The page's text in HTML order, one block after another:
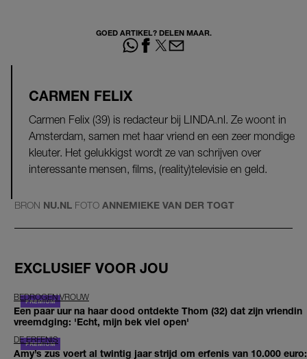
GOED ARTIKEL? DELEN MAAR.
CARMEN FELIX
Carmen Felix (39) is redacteur bij LINDA.nl. Ze woont in
Amsterdam, samen met haar vriend en een zeer mondige
kleuter. Het gelukkigst wordt ze van schrijven over
interessante mensen, films, (reality)televisie en geld.
BRON NU.NL FOTO ANNEMIEKE VAN DER TOGT
EXCLUSIEF VOOR JOU
BEDROGEN VROUW
Een paar uur na haar dood ontdekte Thom (32) dat zijn vriendin
vreemdging: 'Echt, mijn bek viel open'
DE ERFENIS
Amy’s zus voert al twintig jaar strijd om erfenis van 10.000 euro: